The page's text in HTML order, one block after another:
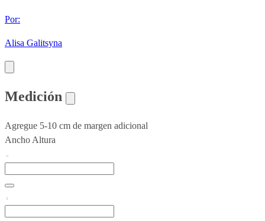
Por:
Alisa Galitsyna
Medición
Agregue 5-10 cm de margen adicional
Ancho Altura